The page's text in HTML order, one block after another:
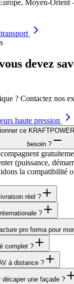
Moyen-Orient
devez
? Contactez nos
haute pression
ce
besoin ?
(puissance,
la compatibilité
réel ?
?
pro forma pour
complet ?
à distance ?
une façade ?